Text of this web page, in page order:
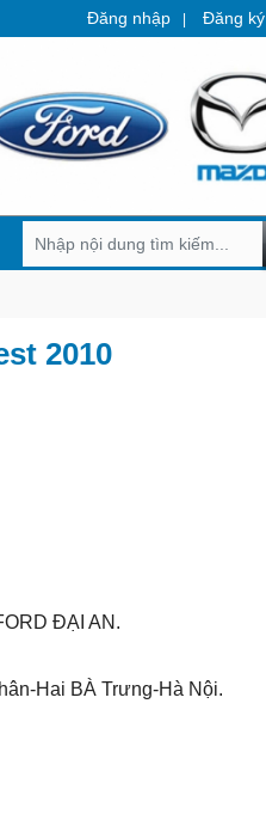
Đăng nhập Đăng ký
2010
ĐẠI AN.
Hai BÀ Trưng-Hà Nội.